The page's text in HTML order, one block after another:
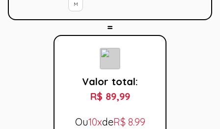
M
Valor total:
R$ 89,99
Ou10xdeR$ 8.99